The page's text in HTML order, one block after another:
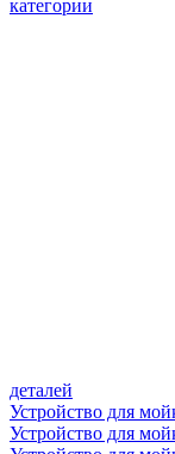
категории
деталей
Устройство для
Устройство для